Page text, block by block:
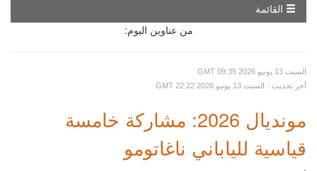
القائمة
من عناوين اليوم:
GMT السبت 13 يونيو 2026 09:35
GMT السبت 13 يونيو 2026 22:22
: آخر تحديث
مونديال 2026: مشاركة خامسة
قياسية للياباني ناغاتومو